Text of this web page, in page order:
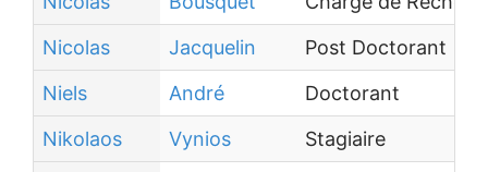
Nicolas
Jacquelin
Post Doctorant
Niels
André
Doctorant
Nikolaos
Vynios
Stagiaire